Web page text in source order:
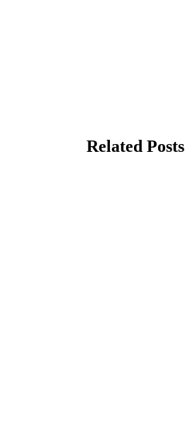
Related Posts